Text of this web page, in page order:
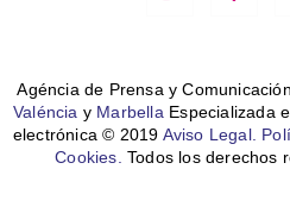
Agéncia de Prensa y
Valéncia y Marbella Especializada
electrónica © 2019 Aviso Legal.
Cookies. Todos los derechos